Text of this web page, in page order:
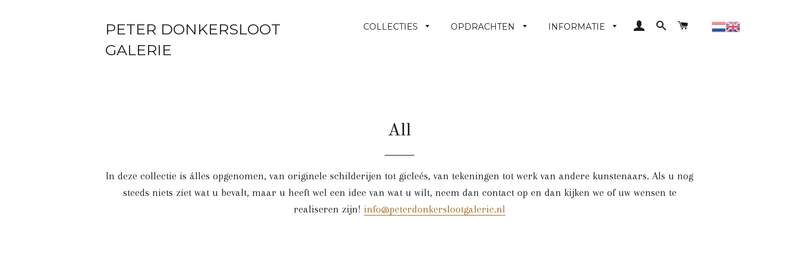
PETER DONKERSLOOT
GALERIE
COLLECTIES OPDRACHTEN INFORMATIE LOG INZOEKENWINKELWAGEN
All
In deze collectie is álles opgenomen, van originele schilderijen tot gicleés, van tekeningen tot werk van andere kunstenaars. Als u nog
steeds niets ziet wat u bevalt, maar u heeft wel een idee van wat u wilt, neem dan contact op en dan kijken we of uw wensen te
realiseren zijn! info@peterdonkerslootgalerie.nl